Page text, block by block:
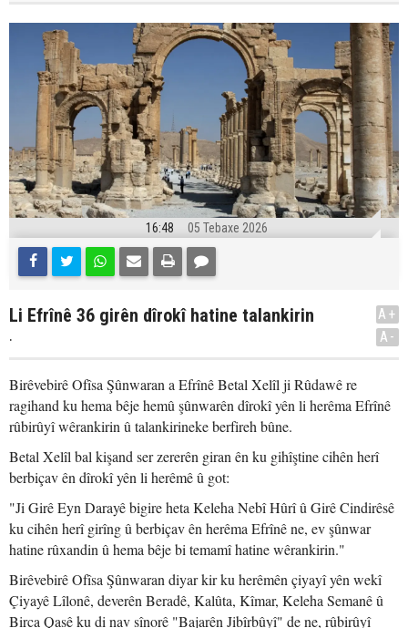
16:48 05 Tebaxe 2026
Li Efrînê 36 girên dîrokî hatine talankirin
.
A+
A-
Birêvebirê Ofîsa Şûnwaran a Efrînê Betal Xelîl ji Rûdawê re
ragihand ku hema bêje hemû şûnwarên dîrokî yên li herêma Efrînê
rûbirûyî wêrankirin û talankirineke berfireh bûne.
Betal Xelîl bal kişand ser zererên giran ên ku gihîştine cihên herî
berbiçav ên dîrokî yên li herêmê û got:
"Ji Girê Eyn Darayê bigire heta Keleha Nebî Hûrî û Girê Cindirêsê
ku cihên herî girîng û berbiçav ên herêma Efrînê ne, ev şûnwar
hatine rûxandin û hema bêje bi temamî hatine wêrankirin."
Birêvebirê Ofîsa Şûnwaran diyar kir ku herêmên çiyayî yên wekî
Çiyayê Lîlonê, deverên Beradê, Kalûta, Kîmar, Keleha Semanê û
Birca Qasê ku di nav sînorê "Bajarên Jibîrbûyî" de ne, rûbirûyî